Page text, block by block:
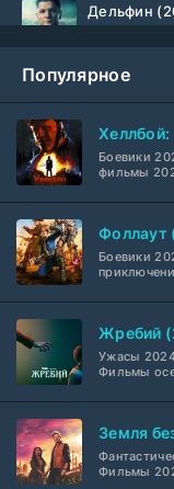
Дельфин
Шугар
Укрытие
1-3 сезон
Мыс
1 сезон
1-2 сезон
Популярное
Хеллбой:
Боевики
фильмы
2024 /
высоким
Крутые
Фоллаут
Боевики
смотреть /
Жребий
Ужасы
Фильмы
фильмы /
фильмы
Земля
Фильмы